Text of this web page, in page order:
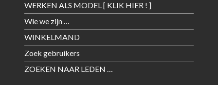
WERKEN ALS MODEL [ KLIK HIER ! ]
Wie we zijn …
WINKELMAND
Zoek gebruikers
ZOEKEN NAAR LEDEN …